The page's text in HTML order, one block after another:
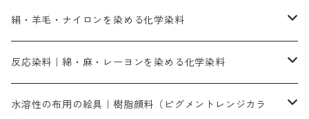
直接染料－染色手順が簡単
人気のおすすめ直接染料
染色に必要な薬品類
絹・羊毛・ナイロンを染める化学染料
お買い得品
染料一覧
反応染料｜綿・麻・レーヨンを染める化学染料
お勧めの3原色（赤・青・黄色）
水溶性の布用の絵具｜樹脂顔料（ピグメントレンジカラ